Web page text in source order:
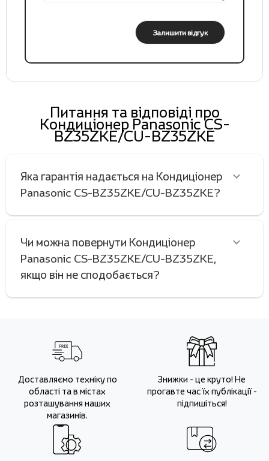
Залишити відгук
Питання та відповіді про
Кондиціонер Panasonic CS-
BZ35ZKE/CU-BZ35ZKE
Яка гарантія надається на Кондиціонер
Panasonic CS-BZ35ZKE/CU-BZ35ZKE?
Чи можна повернути Кондиціонер
Panasonic CS-BZ35ZKE/CU-BZ35ZKE,
якщо він не сподобається?
Доставляємо техніку по
області та в містах
розташування наших
магазинів.
Знижки - це круто! Не
прогавте час їх публікації -
підпишіться!